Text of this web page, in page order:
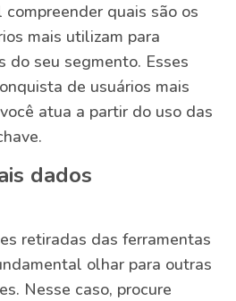
quais são os
mais utilizam para
do seu segmento. Esses
de usuários mais
atua a partir do uso das
dados
retiradas das ferramentas
olhar para outras
Nesse caso, procure